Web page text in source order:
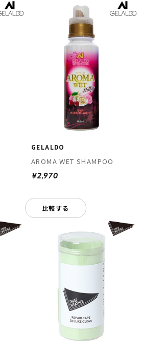
GELALDO
AROMA WET SHAMPOO
¥2,970
比較する